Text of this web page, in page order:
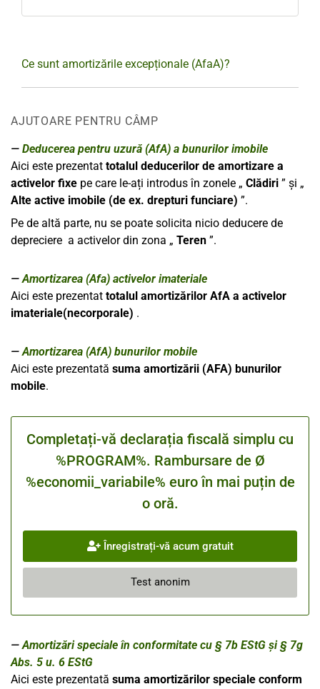
Ce sunt amortizările excepționale (AfaA)?
AJUTOARE PENTRU CÂMP
Deducerea pentru uzură (AfA) a bunurilor imobile
Aici este prezentat totalul deducerilor de amortizare a
activelor fixe pe care le-ați introdus în zonele „ Clădiri ” și „
Alte active imobile (de ex. drepturi funciare) ”.
Pe de altă parte, nu se poate solicita nicio deducere de
depreciere a activelor din zona „ Teren ”.
Amortizarea (Afa) activelor imateriale
Aici este prezentat totalul amortizărilor AfA a activelor
imateriale(necorporale) .
Amortizarea (AfA) bunurilor mobile
Aici este prezentată suma amortizării (AFA) bunurilor
mobile.
Completați-vă declarația fiscală simplu cu
%PROGRAM%. Rambursare de Ø
%economii_variabile% euro în mai puțin de
o oră.
Înregistrați-vă acum gratuit
Test anonim
Amortizări speciale în conformitate cu § 7b EStG și § 7g
Abs. 5 u. 6 EStG
Aici este prezentată suma amortizărilor speciale conform